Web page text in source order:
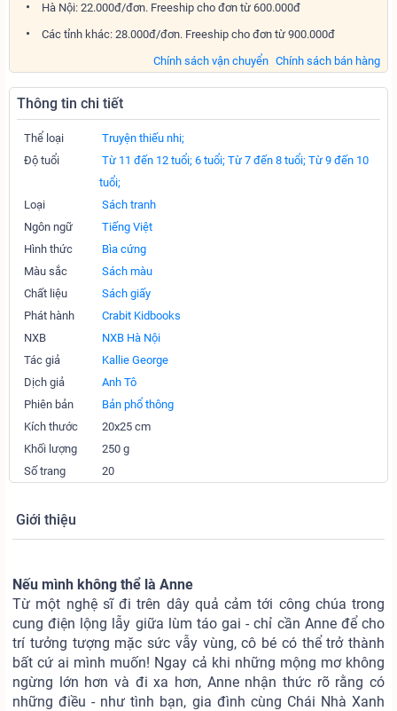
Hà Nội: 22.000đ/đơn. Freeship cho đơn từ 600.000đ
Các tỉnh khác: 28.000đ/đơn. Freeship cho đơn từ 900.000đ
Chính sách bán hàng
Chính sách vận chuyển
Thông tin chi tiết
Thể loại
Truyện thiếu nhi;
Độ tuổi
Từ 11 đến 12 tuổi; 6 tuổi; Từ 7 đến 8 tuổi; Từ 9 đến 10
tuổi;
Loại
Sách tranh
Ngôn ngữ
Tiếng Việt
Hình thức
Bìa cứng
Màu sắc
Sách màu
Chất liệu
Sách giấy
Phát hành
Crabit Kidbooks
NXB
NXB Hà Nội
Tác giả
Kallie George
Dịch giả
Anh Tô
Phiên bản
Bản phổ thông
Kích thước
20x25 cm
Khối lượng
250 g
Số trang
20
Giới thiệu
Nếu mình không thể là Anne
Từ một nghệ sĩ đi trên dây quả cảm tới công chúa trong
cung điện lộng lẫy giữa lùm táo gai - chỉ cần Anne để cho
trí tưởng tượng mặc sức vẫy vùng, cô bé có thể trở thành
bất cứ ai mình muốn! Ngay cả khi những mộng mơ không
ngừng lớn hơn và đi xa hơn, Anne nhận thức rõ rằng có
những điều - như tình bạn, gia đình cùng Chái Nhà Xanh